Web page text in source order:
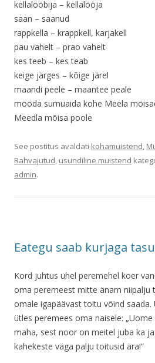
kellalööbija – kellalööja
saan – saanud
rappkella – krappkell, karjakell
pau vahelt – prao vahelt
kes teeb – kes teab
keige järges – kõige järel
maandi peele – maantee peale
mööda surnuaida kohe Meela
Meedla mõisa poole
See postitus avaldati kohamuistend,
Rahvajutud, usundiline muistend
admin.
Eategu saab kurjaga
Kord juhtus ühel peremehel koer
oma peremeest mitte änam niipalju
omale igapäävast toitu vöind saada.
ütles peremees oma naisele:
maha, sest noor on meitel juba ka
kahekeste väga palju toitusid ära!“